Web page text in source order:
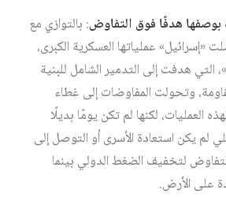
: بالتوازي مع
«إسرائيل» عملياتها العسكرية الكبرى،
هدفت إلى التدمير الشامل للبنية
وتحولت المفاوضات إلى غطاء
العمليات، لكنها لم تكن يومًا بديلًا
لم يكن استعادة الأسرى أو التوصل إلى
لتخفيف الضغط الدولي بينما
على الأرض.